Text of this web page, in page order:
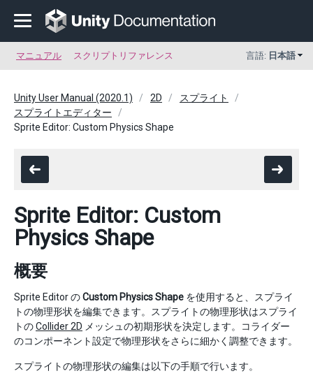
マニュアル スクリプトリファレンス 言語: 日本語
Unity User Manual (2020.1) 2D
スプライト
スプライトエディター
Sprite Editor: Custom Physics Shape
Sprite Editor: Custom
Physics Shape
概要
Sprite Editor のCustom Physics Shape を使用すると、スプライ
トの物理形状を編集できます。スプライトの物理形状はスプライ
トのCollider 2D メッシュの初期形状を決定します。コライダー
のコンポーネント設定で物理形状をさらに細かく調整できます。
スプライトの物理形状の編集は以下の手順で行います。